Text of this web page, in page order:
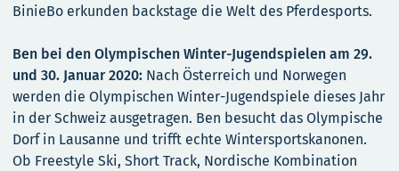
BinieBo erkunden backstage die Welt des Pferdesports.
Ben bei den Olympischen Winter-Jugendspielen am 29.
und 30. Januar 2020: Nach Österreich und Norwegen
werden die Olympischen Winter-Jugendspiele dieses Jahr
in der Schweiz ausgetragen. Ben besucht das Olympische
Dorf in Lausanne und trifft echte Wintersportskanonen.
Ob Freestyle Ski, Short Track, Nordische Kombination